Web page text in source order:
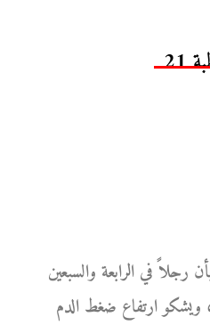
21
في الرابعة والسبعين
ويشكو ارتفاع ضغط الدم